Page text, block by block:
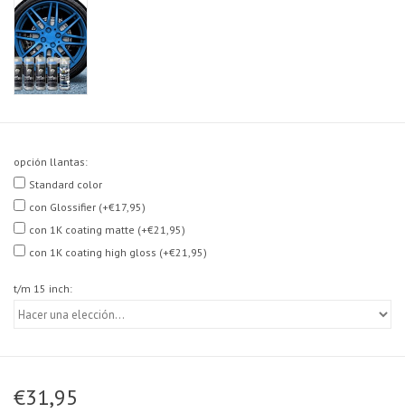
opción llantas:
Standard color
con Glossifier (+€17,95)
con 1K coating matte (+€21,95)
con 1K coating high gloss (+€21,95)
t/m 15 inch:
€31,95